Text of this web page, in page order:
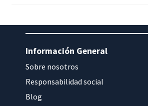
Información General
Sobre nosotros
Responsabilidad social
Blog